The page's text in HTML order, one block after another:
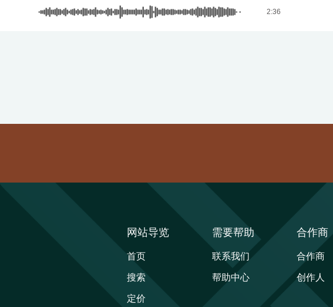
2:36
网站导览
首页
搜索
定价
需要帮助
联系我们
帮助中心
合作商
合作商
创作人